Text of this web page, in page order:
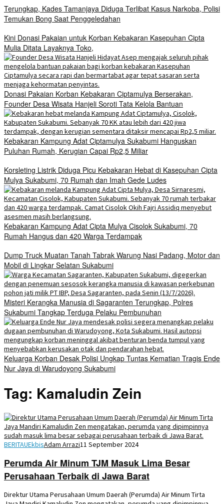
Terungkap, Kades Tamanjaya Diduga Terlibat Kasus Narkoba, Polisi
Temukan Bong Saat Penggeledahan
Kini Donasi Pakaian untuk Korban Kebakaran Kasepuhan Cipta
Mulia Ditata Layaknya Toko,
Donasi Pakaian Korban Kebakaran Ciptamulya Berserakan,
Founder Desa Wisata Hanjeli Soroti Tata Kelola Bantuan
Kebakaran Kampung Adat Ciptamulya Sukabumi Hanguskan
Puluhan Rumah, Kerugian Capai Rp2,5 Miliar
Korsleting Listrik Diduga Picu Kebakaran Hebat di Kasepuhan Cipta
Mulya Sukabumi, 70 Rumah dan Imah Gede Ludes
Kebakaran Kampung Adat Cipta Mulya Cisolok Sukabumi, 70
Rumah Hangus dan 420 Warga Terdampak
Dump Truck Muatan Tanah Tabrak Warung Nasi Padang, Motor dan
Mobil di Lingkar Selatan Sukabumi
Misteri Kerangka Manusia di Sagaranten Terungkap, Polres
Sukabumi Tangkap Terduga Pelaku Pembunuhan
Keluarga Korban Desak Polisi Ungkap Tuntas Kematian Tragis Ende
Nur Jaya di Warudoyong Sukabumi
Tag: Kamaludin Zein
BERITAUEkbisAdam Arrazi11 September 2024
Perumda Air Minum TJM Masuk Lima Besar
Perusahaan Terbaik di Jawa Barat
Direktur Utama Perusahaan Umum Daerah (Perumda) Air Minum Tirta